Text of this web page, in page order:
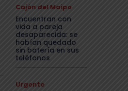
Cajón del Maipo
Encuentran con
vida a pareja
desaparecida: se
habían quedado
sin batería en sus
teléfonos
Urgente